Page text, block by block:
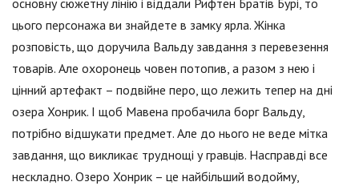
основну сюжетну лінію і віддали Рифтен Братів Бурі, то
цього персонажа ви знайдете в замку ярла. Жінка
розповість, що доручила Вальду завдання з перевезення
товарів. Але охоронець човен потопив, а разом з нею і
цінний артефакт – подвійне перо, що лежить тепер на дні
озера Хонрик. І щоб Мавена пробачила борг Вальду,
потрібно відшукати предмет. Але до нього не веде мітка
завдання, що викликає труднощі у гравців. Насправді все
нескладно. Озеро Хонрик – це найбільший водойму,